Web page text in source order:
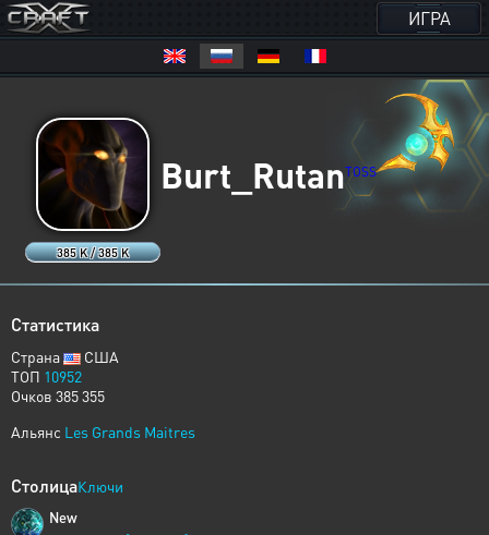
ИГРА
385 K / 385 K
Burt_RutanTOSS
Статистика
Страна
США
ТОП 10952
Очков 385 355
Альянс Les Grands Maitres
СтолицаКлючи
New